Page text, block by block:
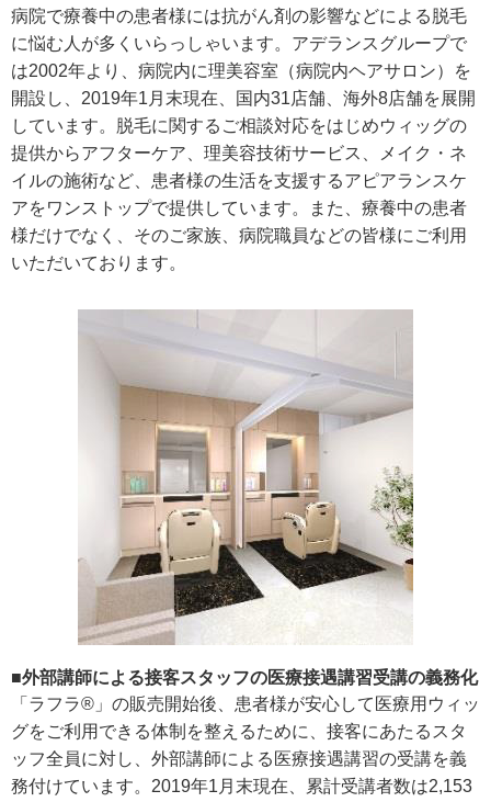
病院で療養中の患者様には抗がん剤の影響などによる脱毛
に悩む人が多くいらっしゃいます。アデランスグループで
は2002年より、病院内に理美容室（病院内ヘアサロン）を
開設し、2019年1月末現在、国内31店舗、海外8店舗を展開
しています。脱毛に関するご相談対応をはじめウィッグの
提供からアフターケア、理美容技術サービス、メイク・ネ
イルの施術など、患者様の生活を支援するアピアランスケ
アをワンストップで提供しています。また、療養中の患者
様だけでなく、そのご家族、病院職員などの皆様にご利用
いただいております。
■外部講師による接客スタッフの医療接遇講習受講の義務化
「ラフラ®」の販売開始後、患者様が安心して医療用ウィッ
グをご利用できる体制を整えるために、接客にあたるスタ
ッフ全員に対し、外部講師による医療接遇講習の受講を義
務付けています。2019年1月末現在、累計受講者数は2,153